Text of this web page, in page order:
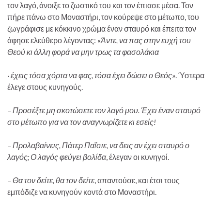
τον λαγό, άνοιξε το ζωστικό του και τον έπιασε μέσα. Τον
πήρε πάνω στο Μοναστήρι, τον κούρεψε στο μέτωπο, του
ζωγράφισε με κόκκινο χρώμα έναν σταυρό και έπειτα τον
άφησε ελεύθερο λέγοντας: «Άντε, να πας στην ευχή του
Θεού κι άλλη φορά να μην τρως τα φασολάκια
· έχεις τόσα χόρτα να φας, τόσα έχει δώσει ο Θεός». Ύστερα
έλεγε στους κυνηγούς.
– Προσέξτε μη σκοτώσετε τον λαγό μου. Έχει έναν σταυρό
στο μέτωπο για να τον αναγνωρίζετε κι εσείς!
– Προλαβαίνεις, Πάτερ Παΐσιε, να δεις αν έχει σταυρό ο
λαγός; Ο λαγός φεύγει βολίδα, έλεγαν οι κυνηγοί.
– Θα τον δείτε, θα τον δείτε, απαντούσε, και έτσι τους
εμπόδιζε να κυνηγούν κοντά στο Μοναστήρι.